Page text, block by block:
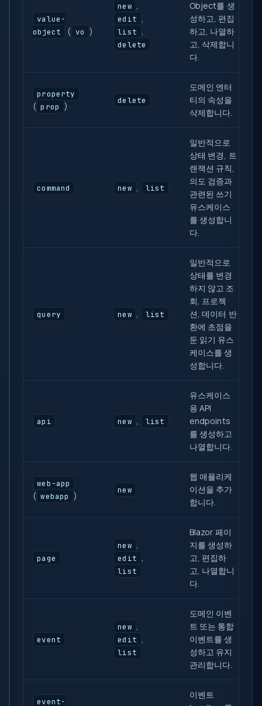
value-
object
( vo )
new
edit
list
delete
Object를 생
성하고, 편집
하고, 나열하
고, 삭제합니
다.
property
( prop )
delete
도메인 엔터
티의 속성을
삭제합니다.
command new list
일반적으로
상태 변경, 트
랜잭션 규칙,
의도 검증과
관련된 쓰기
유스케이스
를 생성합니
다.
query new list
일반적으로
상태를 변경
하지 않고 조
회, 프로젝
션, 데이터 반
환에 초점을
둔 읽기 유스
케이스를 생
성합니다.
api new list
유스케이스
용 API
endpoints
를 생성하고
나열합니다.
web-app
( webapp )
new
웹 애플리케
이션을 추가
합니다.
page
new
edit
list
Blazor 페이
지를 생성하
고, 편집하
고, 나열합니
다.
event
new
edit
list
도메인 이벤
트 또는 통합
이벤트를 생
성하고 유지
관리합니다.
event-
이벤트